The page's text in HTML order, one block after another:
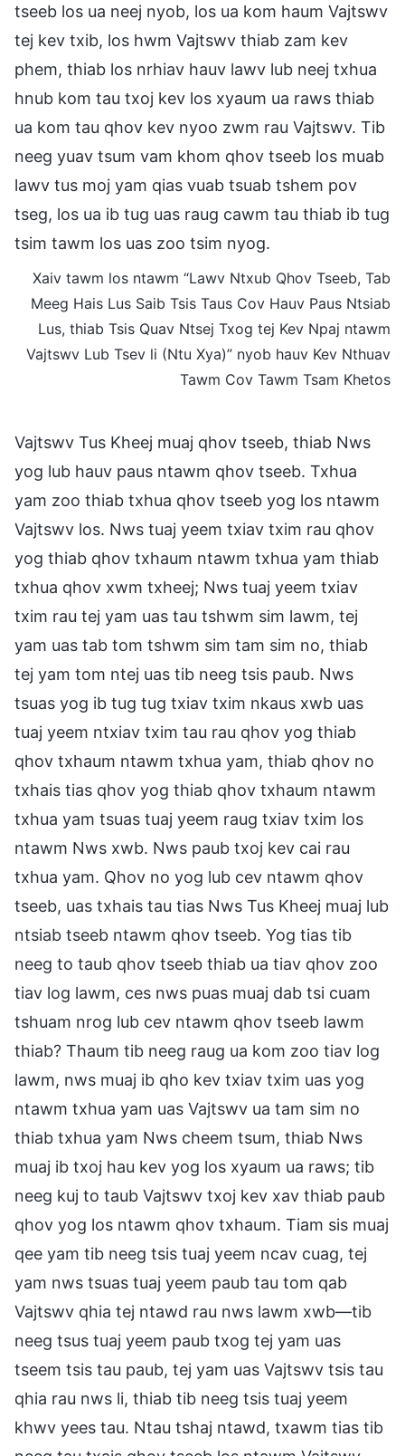
tseeb los ua neej nyob, los ua kom haum Vajtswv
tej kev txib, los hwm Vajtswv thiab zam kev
phem, thiab los nrhiav hauv lawv lub neej txhua
hnub kom tau txoj kev los xyaum ua raws thiab
ua kom tau qhov kev nyoo zwm rau Vajtswv. Tib
neeg yuav tsum vam khom qhov tseeb los muab
lawv tus moj yam qias vuab tsuab tshem pov
tseg, los ua ib tug uas raug cawm tau thiab ib tug
tsim tawm los uas zoo tsim nyog.
Xaiv tawm los ntawm “Lawv Ntxub Qhov Tseeb, Tab
Meeg Hais Lus Saib Tsis Taus Cov Hauv Paus Ntsiab
Lus, thiab Tsis Quav Ntsej Txog tej Kev Npaj ntawm
Vajtswv Lub Tsev li (Ntu Xya)” nyob hauv Kev Nthuav
Tawm Cov Tawm Tsam Khetos
Vajtswv Tus Kheej muaj qhov tseeb, thiab Nws
yog lub hauv paus ntawm qhov tseeb. Txhua
yam zoo thiab txhua qhov tseeb yog los ntawm
Vajtswv los. Nws tuaj yeem txiav txim rau qhov
yog thiab qhov txhaum ntawm txhua yam thiab
txhua qhov xwm txheej; Nws tuaj yeem txiav
txim rau tej yam uas tau tshwm sim lawm, tej
yam uas tab tom tshwm sim tam sim no, thiab
tej yam tom ntej uas tib neeg tsis paub. Nws
tsuas yog ib tug tug txiav txim nkaus xwb uas
tuaj yeem ntxiav txim tau rau qhov yog thiab
qhov txhaum ntawm txhua yam, thiab qhov no
txhais tias qhov yog thiab qhov txhaum ntawm
txhua yam tsuas tuaj yeem raug txiav txim los
ntawm Nws xwb. Nws paub txoj kev cai rau
txhua yam. Qhov no yog lub cev ntawm qhov
tseeb, uas txhais tau tias Nws Tus Kheej muaj lub
ntsiab tseeb ntawm qhov tseeb. Yog tias tib
neeg to taub qhov tseeb thiab ua tiav qhov zoo
tiav log lawm, ces nws puas muaj dab tsi cuam
tshuam nrog lub cev ntawm qhov tseeb lawm
thiab? Thaum tib neeg raug ua kom zoo tiav log
lawm, nws muaj ib qho kev txiav txim uas yog
ntawm txhua yam uas Vajtswv ua tam sim no
thiab txhua yam Nws cheem tsum, thiab Nws
muaj ib txoj hau kev yog los xyaum ua raws; tib
neeg kuj to taub Vajtswv txoj kev xav thiab paub
qhov yog los ntawm qhov txhaum. Tiam sis muaj
qee yam tib neeg tsis tuaj yeem ncav cuag, tej
yam nws tsuas tuaj yeem paub tau tom qab
Vajtswv qhia tej ntawd rau nws lawm xwb—tib
neeg tsus tuaj yeem paub txog tej yam uas
tseem tsis tau paub, tej yam uas Vajtswv tsis tau
qhia rau nws li, thiab tib neeg tsis tuaj yeem
khwv yees tau. Ntau tshaj ntawd, txawm tias tib